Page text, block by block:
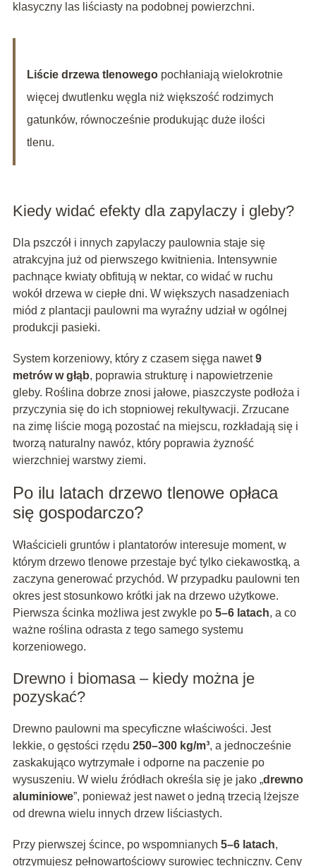
klasyczny las liściasty na podobnej powierzchni.
Liście drzewa tlenowegopochłaniają wielokrotnie
więcej dwutlenku węgla niż większość rodzimych
gatunków, równocześnie produkując duże ilości
tlenu.
Kiedy widać efekty dla zapylaczy i gleby?
Dla pszczół i innych zapylaczy paulownia staje się
atrakcyjna już od pierwszego kwitnienia. Intensywnie
pachnące kwiaty obfitują w nektar, co widać w ruchu
wokół drzewa w ciepłe dni. W większych nasadzeniach
miód z plantacji paulowni ma wyraźny udział w ogólnej
produkcji pasieki.
System korzeniowy, który z czasem sięga nawet9
metrów w głąb, poprawia strukturę i napowietrzenie
gleby. Roślina dobrze znosi jałowe, piaszczyste podłoża i
przyczynia się do ich stopniowej rekultywacji. Zrzucane
na zimę liście mogą pozostać na miejscu, rozkładają się i
tworzą naturalny nawóz, który poprawia żyzność
wierzchniej warstwy ziemi.
Po ilu latach drzewo tlenowe opłaca
się gospodarczo?
Właścicieli gruntów i plantatorów interesuje moment, w
którym drzewo tlenowe przestaje być tylko ciekawostką, a
zaczyna generować przychód. W przypadku paulowni ten
okres jest stosunkowo krótki jak na drzewo użytkowe.
Pierwsza ścinka możliwa jest zwykle po 5–6 latach, a co
ważne roślina odrasta z tego samego systemu
korzeniowego.
Drewno i biomasa – kiedy można je
pozyskać?
Drewno paulowni ma specyficzne właściwości. Jest
lekkie, o gęstości rzędu 250–300 kg/m³, a jednocześnie
zaskakująco wytrzymałe i odporne na paczenie po
wysuszeniu. W wielu źródłach określa się je jako „drewno
aluminiowe”, ponieważ jest nawet o jedną trzecią lżejsze
od drewna wielu innych drzew liściastych.
Przy pierwszej ścince, po wspomnianych 5–6 latach,
otrzymujesz pełnowartościowy surowiec techniczny. Ceny